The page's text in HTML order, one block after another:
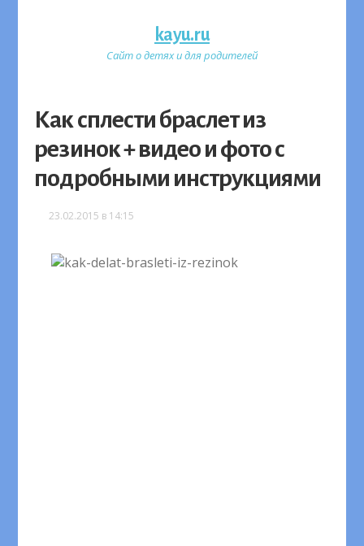
kayu.ru
Сайт о детях и для родителей
Как сплести браслет из
резинок + видео и фото с
подробными инструкциями
23.02.2015 в 14:15